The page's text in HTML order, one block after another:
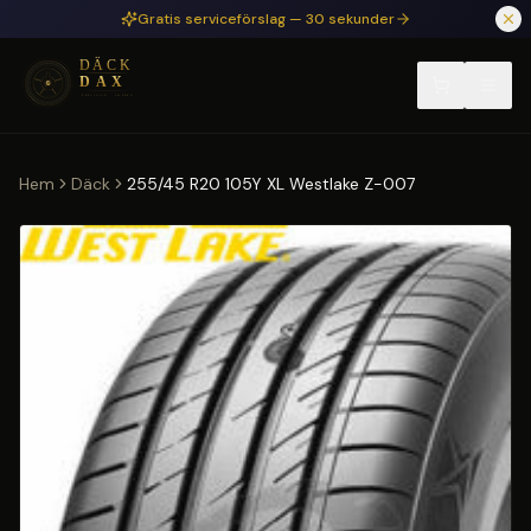
Hoppa till huvudinnehållGratis serviceförslag — 30 sekunder
Hem Däck 255/45 R20 105Y XL Westlake Z-007